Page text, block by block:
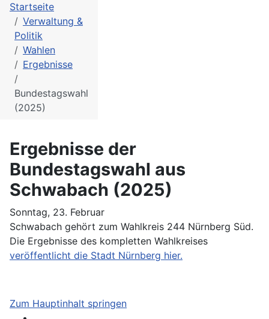
Startseite
Verwaltung &
Politik
Wahlen
Ergebnisse
Bundestagswahl
(2025)
Ergebnisse der
Bundestagswahl aus
Schwabach (2025)
Sonntag, 23. Februar
Schwabach gehört zum Wahlkreis 244 Nürnberg Süd.
Die Ergebnisse des kompletten Wahlkreises
veröffentlicht die Stadt Nürnberg hier.
Zum Hauptinhalt springen